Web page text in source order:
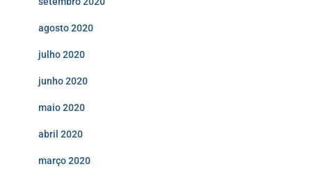
agosto 2020
julho 2020
junho 2020
maio 2020
abril 2020
março 2020